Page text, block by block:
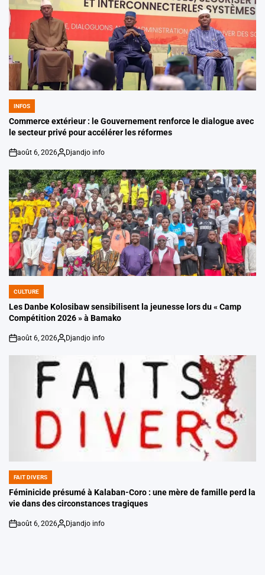
POSTED
IN
INFOS
Commerce extérieur : le Gouvernement renforce le dialogue avec
le secteur privé pour accélérer les réformes
on
août 6, 2026
Posted
Djandjo info
POSTED
IN
CULTURE
Les Danbe Kolosibaw sensibilisent la jeunesse lors du « Camp
Compétition 2026 » à Bamako
on
août 6, 2026
Posted
Djandjo info
POSTED
IN
FAIT DIVERS
Féminicide présumé à Kalaban-Coro : une mère de famille perd la
vie dans des circonstances tragiques
on
août 6, 2026
Posted
Djandjo info